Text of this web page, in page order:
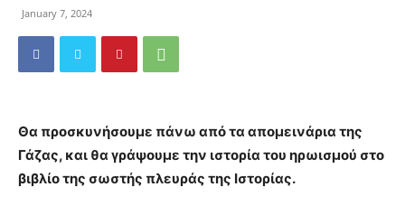
January 7, 2024
Θα προσκυνήσουμε πάνω από τα απομεινάρια της
Γάζας, και θα γράψουμε την ιστορία του ηρωισμού στο
βιβλίο της σωστής πλευράς της Ιστορίας.